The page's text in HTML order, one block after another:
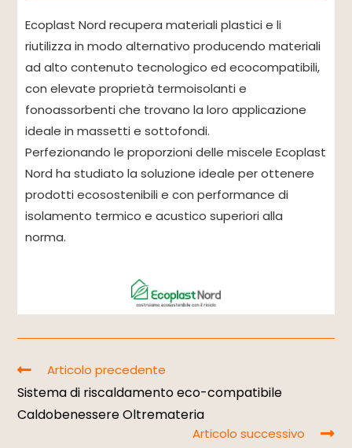
Ecoplast Nord recupera materiali plastici e li
riutilizza in modo alternativo producendo materiali
ad alto contenuto tecnologico ed ecocompatibili,
con elevate proprietà termoisolanti e
fonoassorbenti che trovano la loro applicazione
ideale in massetti e sottofondi.
Perfezionando le proporzioni delle miscele Ecoplast
Nord ha studiato la soluzione ideale per ottenere
prodotti ecosostenibili e con performance di
isolamento termico e acustico superiori alla
norma.
Articolo precedente
Sistema di riscaldamento eco-compatibile
Caldobenessere Oltremateria
Articolo successivo